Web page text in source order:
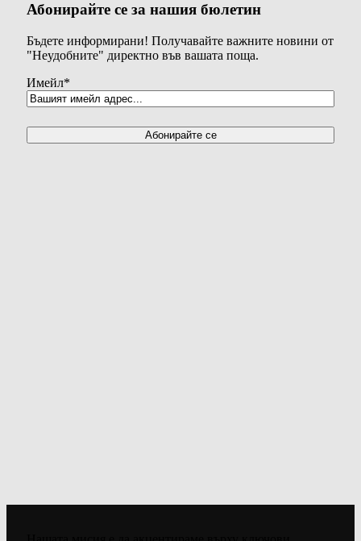
Абонирайте се за нашия бюлетин
Бъдете информирани! Получавайте важните новини от
"Неудобните" директно във вашата поща.
Имейл*